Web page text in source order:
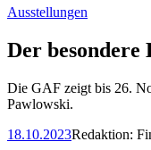
Ausstellungen
Der besondere
Die GAF zeigt bis 26.
Pawlowski.
18.10.2023Redaktion: